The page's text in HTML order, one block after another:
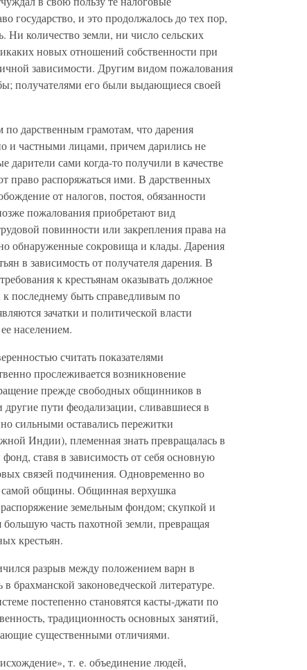
государство, и это продолжалось до тех пор,
количество земли, ни число сельских
новых отношений собственности при
зависимости. Другим видом пожалования
получателями его были выдающиеся своей
дарственным грамотам, что дарения
и частными лицами, причем дарились не
дарители сами когда-то получили в качестве
право распоряжаться ими. В дарственных
от налогов, постоя, обязанности
пожалования приобретают вид
повинности или закрепления права на
обнаруженные сокровища и клады. Дарения
в зависимость от получателя дарения. В
к крестьянам оказывать должное
последнему быть справедливым по
зачатки и политической власти
населением.
считать показателями
прослеживается возникновение
прежде свободных общинников в
пути феодализации, сливавшиеся в
сильными оставались пережитки
Индии), племенная знать превращалась в
ставя в зависимость от себя основную
связей подчинения. Одновременно во
самой общины. Общинная верхушка
земельным фондом; скупкой и
большую часть пахотной земли, превращая
крестьян.
разрыв между положением варн в
брахманской законоведческой литературе.
постепенно становятся касты-джати по
традиционность основных занятий,
существенными отличиями.
т. е. объединение людей,